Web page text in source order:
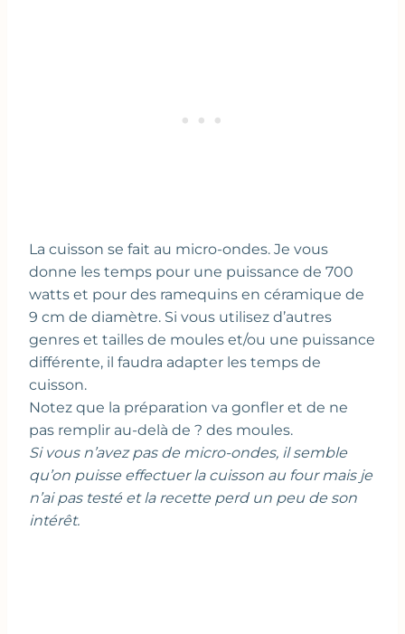
La cuisson se fait au micro-ondes. Je vous
donne les temps pour une puissance de 700
watts et pour des ramequins en céramique de
9 cm de diamètre. Si vous utilisez d’autres
genres et tailles de moules et/ou une puissance
différente, il faudra adapter les temps de
cuisson.
Notez que la préparation va gonfler et de ne
pas remplir au-delà de ? des moules.
Si vous n’avez pas de micro-ondes, il semble
qu’on puisse effectuer la cuisson au four mais je
n’ai pas testé et la recette perd un peu de son
intérêt.